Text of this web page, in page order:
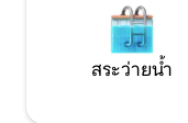
สระว่ายน้ำ